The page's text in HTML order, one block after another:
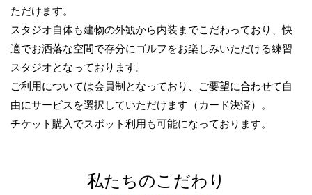
ただけます。
スタジオ自体も建物の外観から内装までこだわっており、快
適でお洒落な空間で存分にゴルフをお楽しみいただける練習
スタジオとなっております。
ご利用については会員制となっており、ご要望に合わせて自
由にサービスを選択していただけます（カード決済）。
チケット購入でスポット利用も可能になっております。
私たちのこだわり